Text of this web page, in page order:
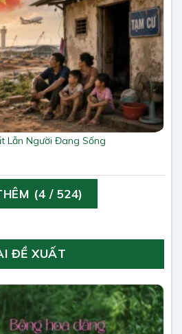
Lẫn Người Đang Sống
(4 / 524)
ĐỀ XUẤT